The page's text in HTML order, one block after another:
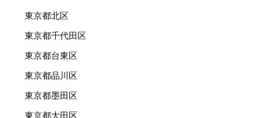
東京都北区
東京都千代田区
東京都台東区
東京都品川区
東京都墨田区
東京都大田区